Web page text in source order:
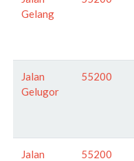
Gelang
Jalan
Gelugor
55200
Jalan
55200